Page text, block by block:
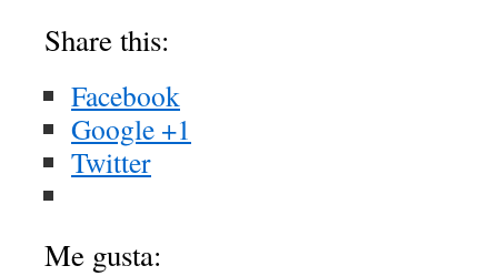
Share this:
Facebook
Google +1
Twitter
Me gusta: